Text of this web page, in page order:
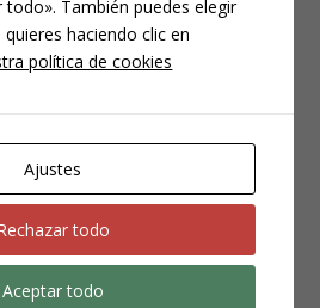
con
tus conversaciones con
pero no se pueden grabar
otros sin la debida autorización
La reciente Sentencia del
todo». También puedes elegir
haciendo clic en
política de cookies
Ajustes
todo
Aceptar todo